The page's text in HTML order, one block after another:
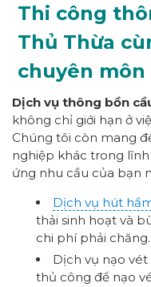
Thi công
Thủ Thừa
chuyên
Dịch vụ thông bồn
không chỉ giới hạn ở
Chúng tôi còn mang
nghiệp khác trong
ứng nhu cầu của bạn
Dịch vụ hút
thải sinh hoạt và
chi phí phải chăng.
Dịch vụ nạo
thủ công để nạo